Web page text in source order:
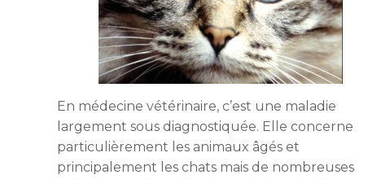
En médecine vétérinaire, c’est une maladie
largement sous diagnostiquée. Elle concerne
particulièrement les animaux âgés et
principalement les chats mais de nombreuses